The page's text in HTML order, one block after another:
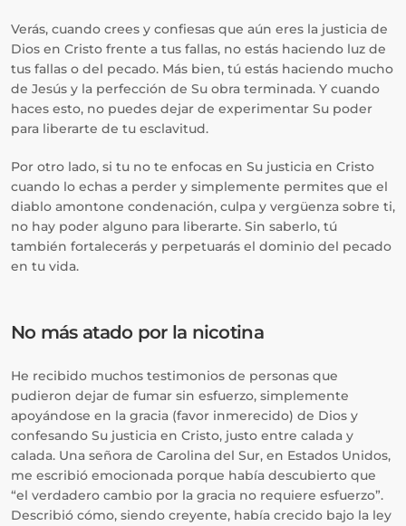
Verás, cuando crees y confiesas que aún eres la justicia de
Dios en Cristo frente a tus fallas, no estás haciendo luz de
tus fallas o del pecado. Más bien, tú estás haciendo mucho
de Jesús y la perfección de Su obra terminada. Y cuando
haces esto, no puedes dejar de experimentar Su poder
para liberarte de tu esclavitud.
Por otro lado, si tu no te enfocas en Su justicia en Cristo
cuando lo echas a perder y simplemente permites que el
diablo amontone condenación, culpa y vergüenza sobre ti,
no hay poder alguno para liberarte. Sin saberlo, tú
también fortalecerás y perpetuarás el dominio del pecado
en tu vida.
No más atado por la nicotina
He recibido muchos testimonios de personas que
pudieron dejar de fumar sin esfuerzo, simplemente
apoyándose en la gracia (favor inmerecido) de Dios y
confesando Su justicia en Cristo, justo entre calada y
calada. Una señora de Carolina del Sur, en Estados Unidos,
me escribió emocionada porque había descubierto que
“el verdadero cambio por la gracia no requiere esfuerzo”.
Describió cómo, siendo creyente, había crecido bajo la ley